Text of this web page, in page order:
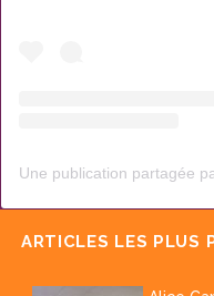
ARTICLES LES PLUS